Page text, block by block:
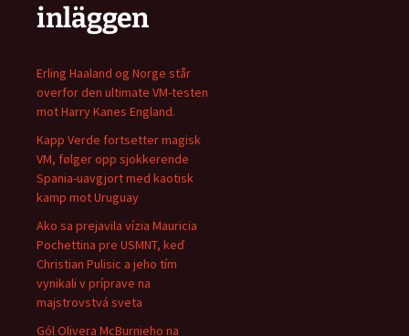
inläggen
Erling Haaland og Norge står
overfor den ultimate VM-testen
mot Harry Kanes England.
Kapp Verde fortsetter magisk
VM, følger opp sjokkerende
Spania-uavgjort med kaotisk
kamp mot Uruguay
Ako sa prejavila vízia Mauricia
Pochettina pre USMNT, keď
Christian Pulisic a jeho tím
vynikali v príprave na
majstrovstvá sveta
Gól Olivera McBurnieho na